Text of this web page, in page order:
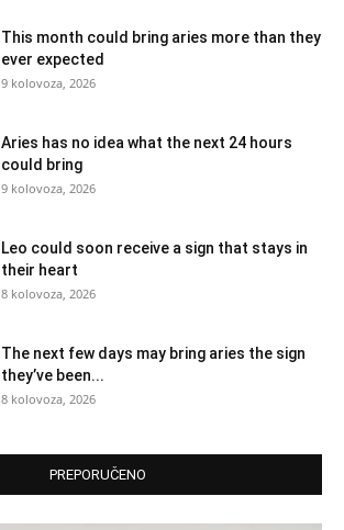
This month could bring aries more than they
ever expected
9 kolovoza, 2026
Aries has no idea what the next 24 hours
could bring
9 kolovoza, 2026
Leo could soon receive a sign that stays in
their heart
8 kolovoza, 2026
The next few days may bring aries the sign
they’ve been...
8 kolovoza, 2026
PREPORUČENO